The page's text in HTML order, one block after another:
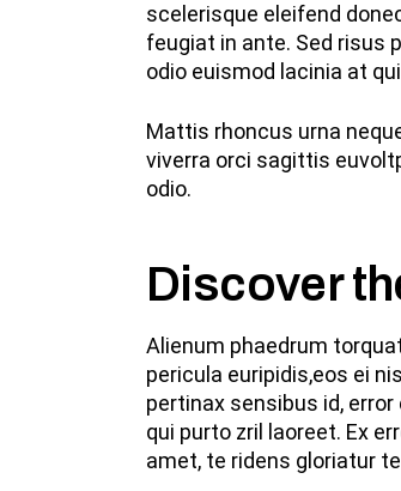
scelerisque eleifend
feugiat in ante. Sed risus
odio euismod lacinia at
Mattis rhoncus urna
viverra orci sagittis
odio.
Discover
Alienum phaedrum
pericula euripidis,eos ei
pertinax sensibus id,
qui purto zril laoreet. Ex
amet, te ridens gloriatur